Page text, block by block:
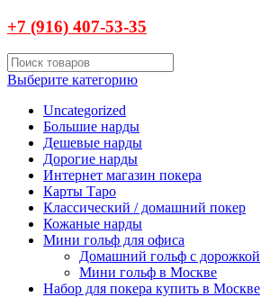
+7 (916) 407-53-35
Выберите категорию
Uncategorized
Большие нарды
Дешевые нарды
Дорогие нарды
Интернет магазин покера
Карты Таро
Классический / домашний покер
Кожаные нарды
Мини гольф для офиса
Домашний гольф с дорожкой
Мини гольф в Москве
Набор для покера купить в Москве